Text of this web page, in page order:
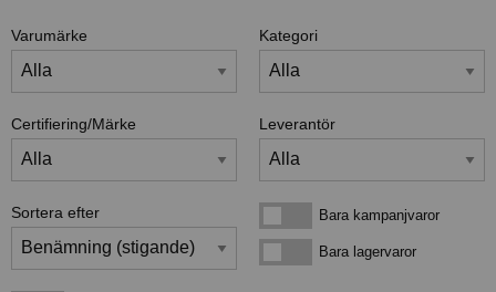
Varumärke Kategori
Certifiering/Märke Leverantör
Sortera efter Bara kampanjvarorBara kampanjvaror
Bara lagervarorBara lagervaror